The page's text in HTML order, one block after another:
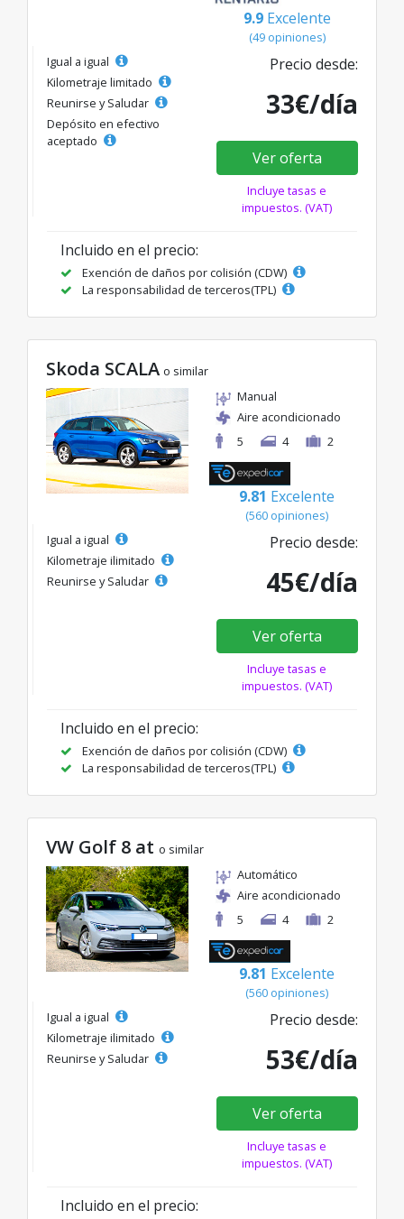
9.9 Excelente
(49 opiniones)
Igual a igual
Kilometraje limitado
Reunirse y Saludar
Depósito en efectivo
aceptado
Precio desde:
33€/día
Ver oferta
Incluye tasas e
impuestos. (VAT)
Incluido en el precio:
Exención de daños por colisión (CDW)
La responsabilidad de terceros(TPL)
Skoda SCALA o similar
Manual
Aire acondicionado
5
4 2
9.81 Excelente
(560 opiniones)
Igual a igual
Kilometraje ilimitado
Reunirse y Saludar
Precio desde:
45€/día
Ver oferta
Incluye tasas e
impuestos. (VAT)
Incluido en el precio:
Exención de daños por colisión (CDW)
La responsabilidad de terceros(TPL)
VW Golf 8 at o similar
Automático
Aire acondicionado
5
4 2
9.81 Excelente
(560 opiniones)
Igual a igual
Kilometraje ilimitado
Reunirse y Saludar
Precio desde:
53€/día
Ver oferta
Incluye tasas e
impuestos. (VAT)
Incluido en el precio: